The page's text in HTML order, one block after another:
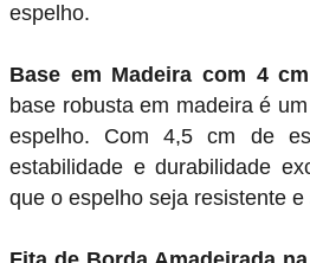
espelho.
Base em Madeira com 4
base robusta em madeira é
espelho. Com 4,5 cm de
estabilidade e durabilidade
que o espelho seja resistente e